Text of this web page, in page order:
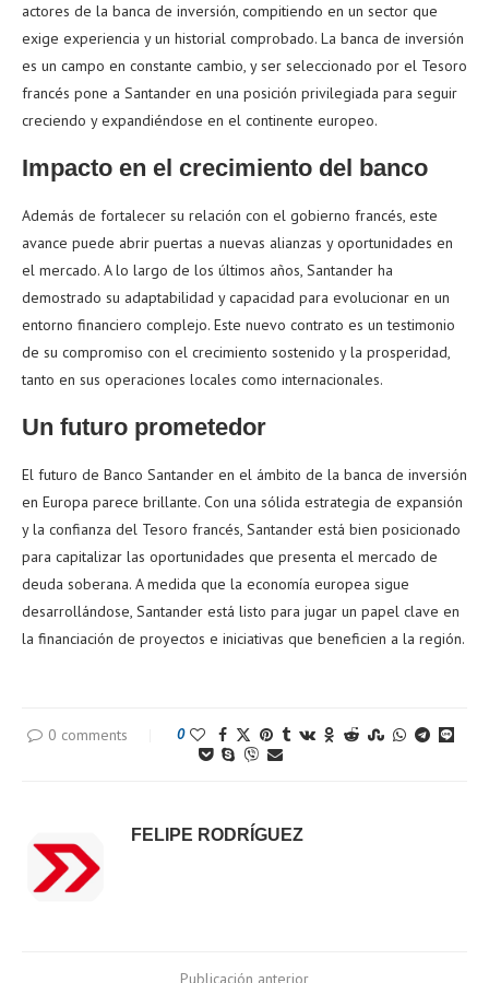
actores de la banca de inversión, compitiendo en un sector que
exige experiencia y un historial comprobado. La banca de inversión
es un campo en constante cambio, y ser seleccionado por el Tesoro
francés pone a Santander en una posición privilegiada para seguir
creciendo y expandiéndose en el continente europeo.
Impacto en el crecimiento del banco
Además de fortalecer su relación con el gobierno francés, este
avance puede abrir puertas a nuevas alianzas y oportunidades en
el mercado. A lo largo de los últimos años, Santander ha
demostrado su adaptabilidad y capacidad para evolucionar en un
entorno financiero complejo. Este nuevo contrato es un testimonio
de su compromiso con el crecimiento sostenido y la prosperidad,
tanto en sus operaciones locales como internacionales.
Un futuro prometedor
El futuro de Banco Santander en el ámbito de la banca de inversión
en Europa parece brillante. Con una sólida estrategia de expansión
y la confianza del Tesoro francés, Santander está bien posicionado
para capitalizar las oportunidades que presenta el mercado de
deuda soberana. A medida que la economía europea sigue
desarrollándose, Santander está listo para jugar un papel clave en
la financiación de proyectos e iniciativas que beneficien a la región.
0 comments 0
FELIPE RODRÍGUEZ
Publicación anterior